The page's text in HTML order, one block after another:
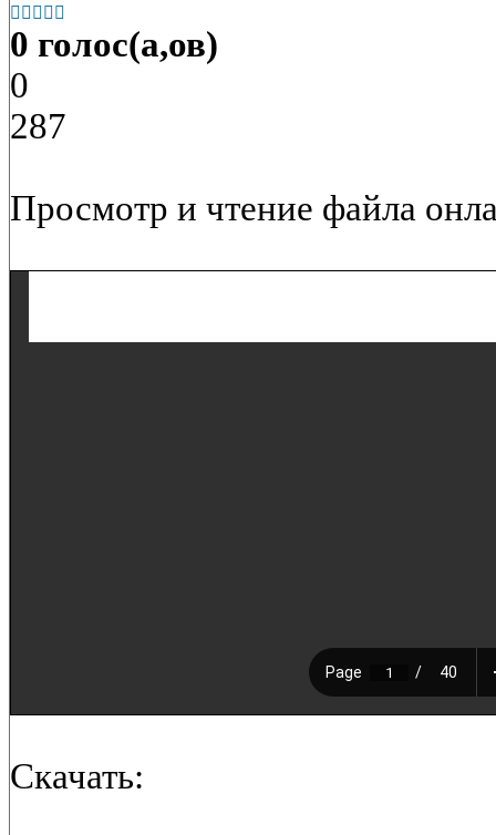
    
0 голос(а,ов)
0
287
Просмотр и чтение файла
Скачать: